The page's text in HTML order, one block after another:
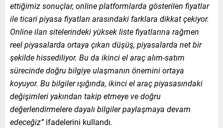
ettiğimiz sonuçlar, online platformlarda gösterilen fiyatlar
ile ticari piyasa fiyatları arasındaki farklara dikkat çekiyor.
Online ilan sitelerindeki yüksek liste fiyatlarına rağmen
reel piyasalarda ortaya çıkan düşüş, piyasalarda net bir
şekilde hissediliyor. Bu da ikinci el araç alım-satım
sürecinde doğru bilgiye ulaşmanın önemini ortaya
koyuyor. Bu bilgiler ışığında, ikinci el araç piyasasındaki
değişimleri yakından takip etmeye ve doğru
değerlendirmelere dayalı bilgiler paylaşmaya devam
edeceğiz”ifadelerini kullandı.